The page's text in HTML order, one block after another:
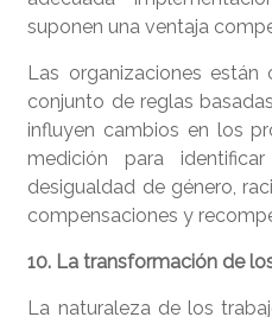
suponen una ventaja
Las organizaciones
conjunto de reglas
influyen cambios en los
medición para
desigualdad de género,
compensaciones y
10. La transformación de
La naturaleza de los